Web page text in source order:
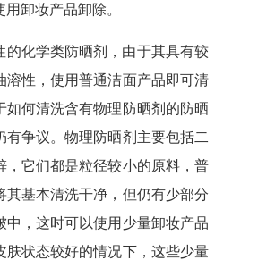
卸妆产品卸除。
的化学类防晒剂，由于其具有较
溶性，使用普通洁面产品即可清
如何清洗含有物理防晒剂的防晒
有争议。物理防晒剂主要包括二
，它们都是粒径较小的原料，普
其基本清洗干净，但仍有少部分
中，这时可以使用少量卸妆产品
肤状态较好的情况下，这些少量